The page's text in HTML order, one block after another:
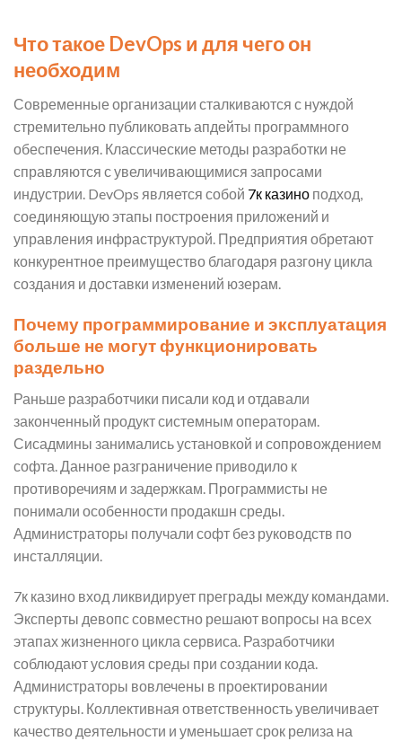
Что такое DevOps и для чего он
необходим
Современные организации сталкиваются с нуждой
стремительно публиковать апдейты программного
обеспечения. Классические методы разработки не
справляются с увеличивающимися запросами
индустрии. DevOps является собой 7к казино подход,
соединяющую этапы построения приложений и
управления инфраструктурой. Предприятия обретают
конкурентное преимущество благодаря разгону цикла
создания и доставки изменений юзерам.
Почему программирование и эксплуатация
больше не могут функционировать
раздельно
Раньше разработчики писали код и отдавали
законченный продукт системным операторам.
Сисадмины занимались установкой и сопровождением
софта. Данное разграничение приводило к
противоречиям и задержкам. Программисты не
понимали особенности продакшн среды.
Администраторы получали софт без руководств по
инсталляции.
7к казино вход ликвидирует преграды между командами.
Эксперты девопс совместно решают вопросы на всех
этапах жизненного цикла сервиса. Разработчики
соблюдают условия среды при создании кода.
Администраторы вовлечены в проектировании
структуры. Коллективная ответственность увеличивает
качество деятельности и уменьшает срок релиза на